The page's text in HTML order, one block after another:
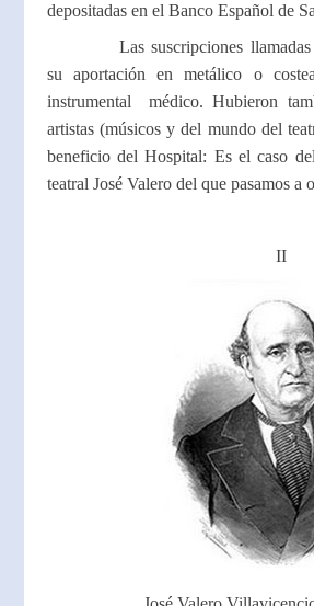
depositadas en el Banco Español de
Las suscripciones
su aportación en metálico o
instrumental médico. Hubieron
artistas (músicos y del mundo del
beneficio del Hospital: Es el caso
teatral José Valero del que pasamos a
II